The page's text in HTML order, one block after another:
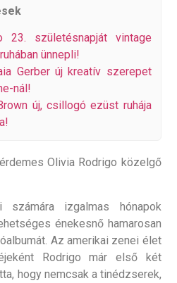
23. születésnapját vintage
ünnepli!
Gerber új kreatív szerepet
nál!
új, csillogó ezüst ruhája
Olivia Rodrigo közelgő
számára izgalmas hónapok
énekesnő hamarosan
Az amerikai zenei élet
Rodrigo már első két
hogy nemcsak a tinédzserek,